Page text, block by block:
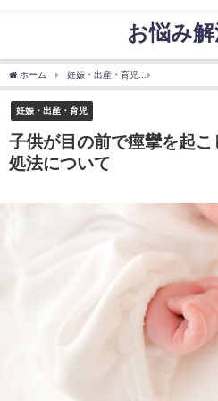
お悩み
ホーム 妊娠・出産・育児
妊娠・出産・育児
子供が目の前で痙攣を起
処法について